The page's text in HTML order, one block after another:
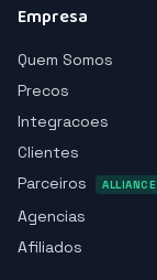
Empresa
Quem Somos
Precos
Integracoes
Clientes
Parceiros
ALLIANCE
Agencias
Afiliados